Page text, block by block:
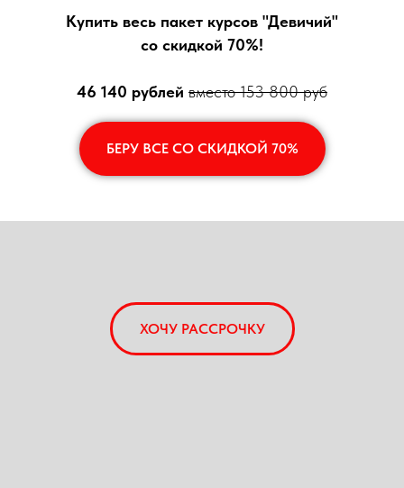
Купить весь пакет курсов "Девичий"
со скидкой 70%!
46 140 рублей вместо 153 800 руб
БЕРУ ВСЕ СО СКИДКОЙ 70%
ХОЧУ РАССРОЧКУ